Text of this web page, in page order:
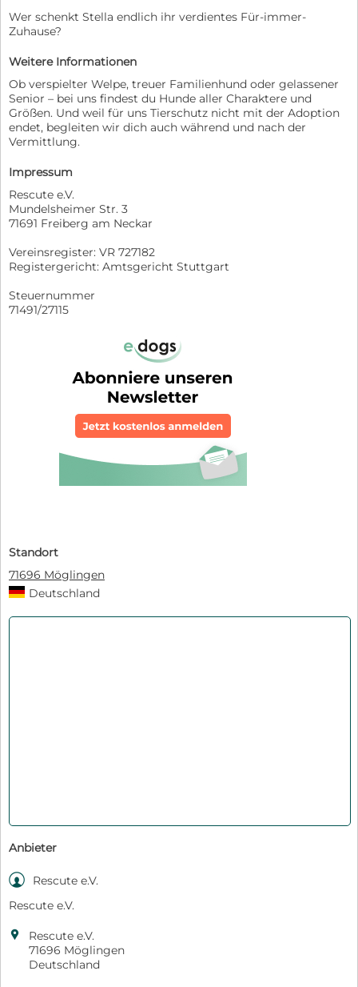
Wer schenkt Stella endlich ihr verdientes Für-immer-
Zuhause?
Weitere Informationen
Ob verspielter Welpe, treuer Familienhund oder gelassener
Senior – bei uns findest du Hunde aller Charaktere und
Größen. Und weil für uns Tierschutz nicht mit der Adoption
endet, begleiten wir dich auch während und nach der
Vermittlung.
Impressum
Rescute e.V.
Mundelsheimer Str. 3
71691 Freiberg am Neckar
Vereinsregister: VR 727182
Registergericht: Amtsgericht Stuttgart
Steuernummer
71491/27115
Standort
71696 Möglingen
Deutschland
Anbieter

Rescute e.V.
Rescute e.V.

Rescute e.V.
71696 Möglingen
Deutschland